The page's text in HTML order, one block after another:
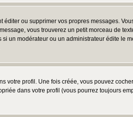
ou supprimer vos propres messages.
vous trouverez un petit morceau de
un modérateur ou un administrateur édite
votre profil. Une fois créée, vous pouvez
dans votre profil (vous pourrez toujours